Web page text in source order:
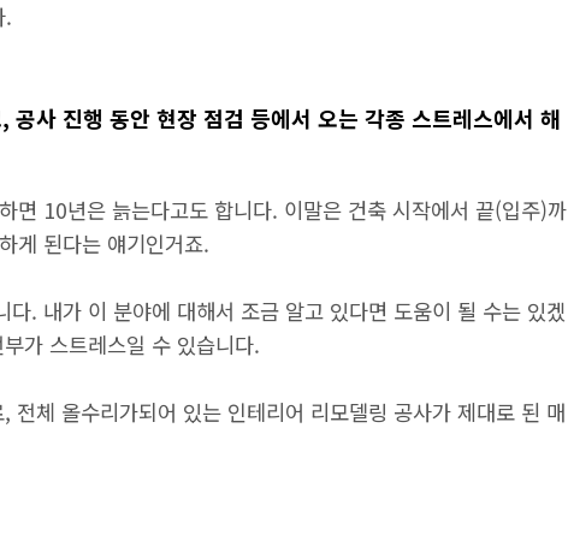
.
사 진행 동안 현장 점검 등에서 오는 각종 스트레스에서 해
면 10년은 늙는다고도 합니다. 이말은 건축 시작에서 끝(입주)까
게 된다는 얘기인거죠.
다. 내가 이 분야에 대해서 조금 알고 있다면 도움이 될 수는 있겠
가 스트레스일 수 있습니다.
전체 올수리가되어 있는 인테리어 리모델링 공사가 제대로 된 매